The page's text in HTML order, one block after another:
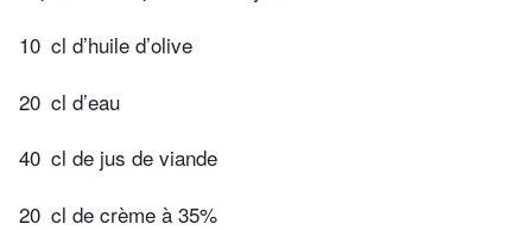
10 cl d’huile d’olive
20 cl d’eau
40 cl de jus de viande
20 cl de crème à 35%